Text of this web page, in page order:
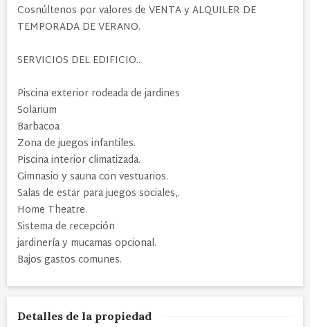
Cosnúltenos por valores de VENTA y ALQUILER DE
TEMPORADA DE VERANO.
SERVICIOS DEL EDIFICIO..
Piscina exterior rodeada de jardines
Solarium
Barbacoa
Zona de juegos infantiles.
Piscina interior climatizada.
Gimnasio y sauna con vestuarios.
Salas de estar para juegos sociales,.
Home Theatre.
Sistema de recepción
jardinería y mucamas opcional.
Bajos gastos comunes.
Detalles de la propiedad